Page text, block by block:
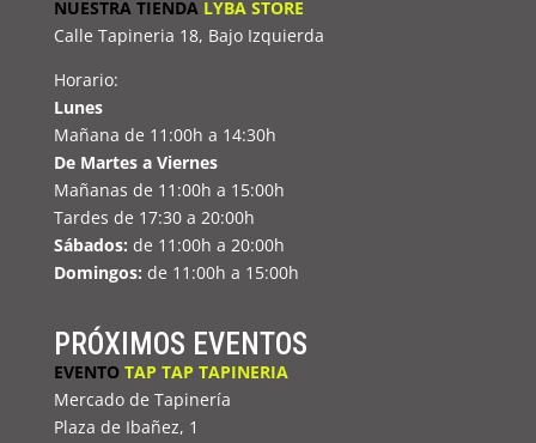
NUESTRA TIENDALYBA STORE
Calle Tapineria 18, Bajo Izquierda
Horario:
Lunes
Mañana de 11:00h a 14:30h
De Martes a Viernes
Mañanas de 11:00h a 15:00h
Tardes de 17:30 a 20:00h
Sábados: de 11:00h a 20:00h
Domingos: de 11:00h a 15:00h
PRÓXIMOS EVENTOS
EVENTOTAP TAP TAPINERIA
Mercado de Tapinería
Plaza de Ibañez, 1